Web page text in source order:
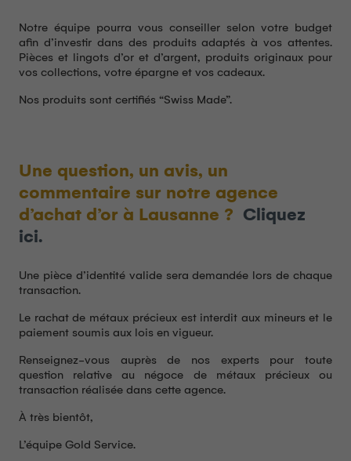
Notre équipe pourra vous conseiller selon votre budget
afin d’investir dans des produits adaptés à vos attentes.
Pièces et lingots d’or et d’argent, produits originaux pour
vos collections, votre épargne et vos cadeaux.
Nos produits sont certifiés “Swiss Made”.
Une question, un avis, un
commentaire sur notre agence
d’achat d’or à Lausanne ? Cliquez
ici.
Une pièce d’identité valide sera demandée lors de chaque
transaction.
Le rachat de métaux précieux est interdit aux mineurs et le
paiement soumis aux lois en vigueur.
Renseignez-vous auprès de nos experts pour toute
question relative au négoce de métaux précieux ou
transaction réalisée dans cette agence.
À très bientôt,
L’équipe Gold Service.